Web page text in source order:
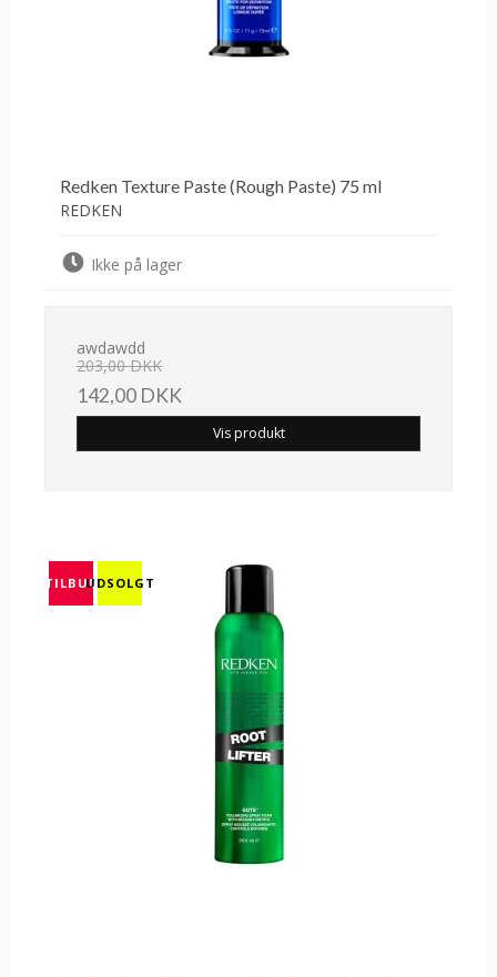
Redken Texture Paste (Rough Paste) 75 ml
REDKEN
Ikke på lager
awdawdd
203,00 DKK
142,00 DKK
Vis produkt
TILBUDUDSOLGT